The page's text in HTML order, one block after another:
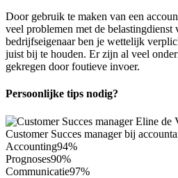
Door gebruik te maken van een
veel problemen met de
bedrijfseigenaar ben je wettelijk
juist bij te houden. Er zijn al veel
gekregen door foutieve invoer.
Persoonlijke tips nodig?
Customer Succes manager bij
Accounting94%
Prognoses90%
Communicatie97%